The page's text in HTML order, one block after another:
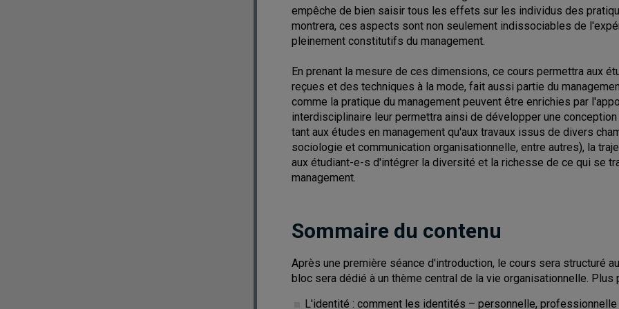
empêche de bien saisir tous les effets sur les individus des
montrera, ces aspects sont non seulement indissociables de
pleinement constitutifs du management.
En prenant la mesure de ces dimensions, ce cours permettra aux
reçues et des techniques à la mode, fait aussi partie du
comme la pratique du management peuvent être enrichies par
interdisciplinaire leur permettra ainsi de développer une
tant aux études en management qu'aux travaux issus de divers
sociologie et communication organisationnelle, entre autres), la
aux étudiant-e-s d'intégrer la diversité et la richesse de ce qui se
management.
Sommaire du contenu
Après une première séance d'introduction, le cours sera structuré
bloc sera dédié à un thème central de la vie organisationnelle.
L'identité : comment les identités – personnelle,